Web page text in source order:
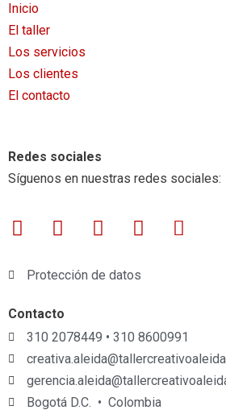
Inicio
El taller
Los servicios
Los clientes
El contacto
Redes sociales
Síguenos en nuestras redes sociales:
Facebook
TwitterInstagram
Youtube
Book-
open
Protección de datos
Contacto
310 2078449 • 310 8600991
Bogotá D.C. • Colombia